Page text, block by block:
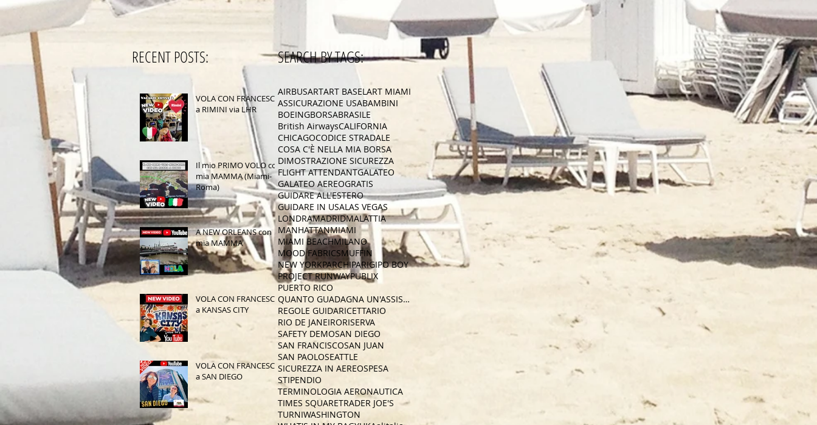
RECENT POSTS: SEARCH BY TAGS:
VOLA CON FRANCESCA
a RIMINI via LHR
Il mio PRIMO VOLO con
mia MAMMA (Miami-
Roma)
A NEW ORLEANS con
mia MAMMA
VOLA CON FRANCESCA
a KANSAS CITY
VOLA CON FRANCESCA
a SAN DIEGO
AIRBUSARTART BASELART MIAMI
ASSICURAZIONE USABAMBINI
BOEINGBORSABRASILE
British AirwaysCALIFORNIA
CHICAGOCODICE STRADALE
COSA C'È NELLA MIA BORSA
DIMOSTRAZIONE SICUREZZA
FLIGHT ATTENDANTGALATEO
GALATEO AEREOGRATIS
GUIDARE ALL'ESTERO
GUIDARE IN USALAS VEGAS
LONDRAMADRIDMALATTIA
MANHATTANMIAMI
MIAMI BEACHMILANO
MOOD FABRICSMUFFIN
NEW YORKPARCHIPARIGIPO BOY
PROJECT RUNWAYPUBLIX
PUERTO RICO
QUANTO GUADAGNA UN'ASSISTENTE DI VOLO
REGOLE GUIDARICETTARIO
RIO DE JANEIRORISERVA
SAFETY DEMOSAN DIEGO
SAN FRANCISCOSAN JUAN
SAN PAOLOSEATTLE
SICUREZZA IN AEREOSPESA
STIPENDIO
TERMINOLOGIA AERONAUTICA
TIMES SQUARETRADER JOE'S
TURNIWASHINGTON